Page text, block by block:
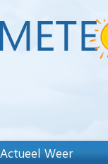
Actueel Weer